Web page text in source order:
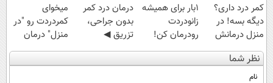
کمر درد داری؟
دیگه بسه! در
منزل درمانش
کن
(◀پرسش‌نامه)
1بار برای همیشه
زانودردت
رودرمان کن!
(تکنولوژی آلمان)
◂پرسشنامه▸
درمان درد کمر
بدون جراحی،
تزریق ◀
پرسش‌نامه رو پر
کن ▶
میخوای
کمردردت رو "در
منزل" درمان
کنی؟ (◂فیلم +
◂پرسش‌نامه)
نظر شما
نام